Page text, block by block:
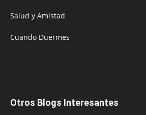
Salud y Amistad
Cuando Duermes
Otros Blogs Interesantes